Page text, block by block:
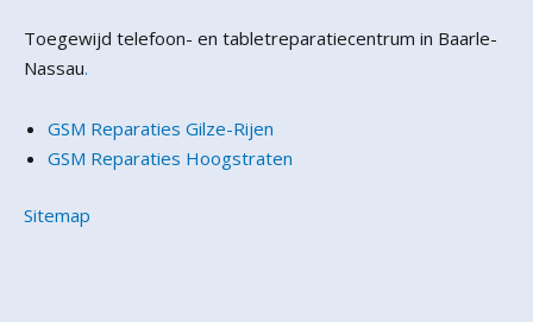
Toegewijd telefoon- en tabletreparatiecentrum in Baarle-
Nassau.
GSM Reparaties Gilze-Rijen
GSM Reparaties Hoogstraten
Sitemap